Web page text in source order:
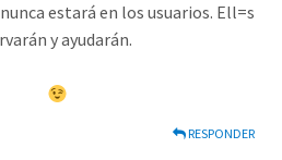
estará en los usuarios. Ell=s
y ayudarán.
RESPONDER